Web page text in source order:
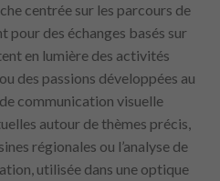
centrée sur les parcours de
pour des échanges basés sur
en lumière des activités
des passions développées au
communication visuelle
autour de thèmes précis,
régionales ou l’analyse de
utilisée dans une optique